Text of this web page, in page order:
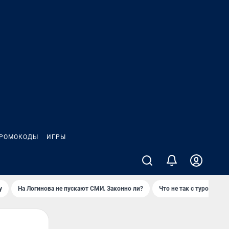
ИГРЫ
На Логинова не пускают СМИ. Законно ли? Что не так с туром на